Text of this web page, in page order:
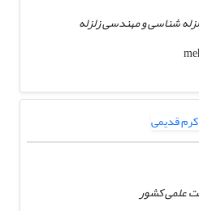
شناسی و مهندسی زلزله
علمی کشور